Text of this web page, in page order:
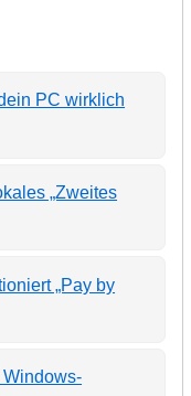
PC wirklich
„Zweites
„Pay by
Windows-